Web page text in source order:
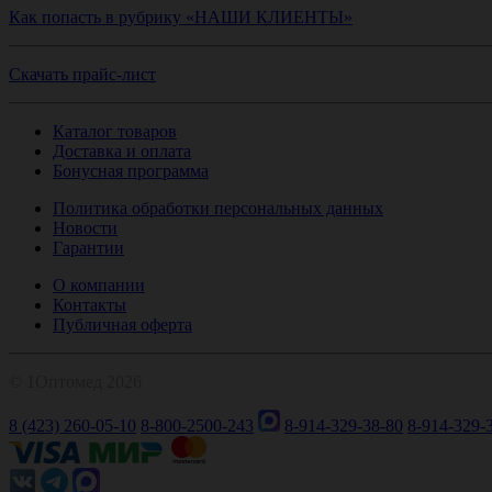
Как попасть в рубрику «НАШИ КЛИЕНТЫ»
Скачать прайс-лист
Каталог товаров
Доставка и оплата
Бонусная программа
Политика обработки персональных данных
Новости
Гарантии
О компании
Контакты
Публичная оферта
8 (423) 260-05-10 8-800-2500-243 8-914-329-38-80 8-914-329-